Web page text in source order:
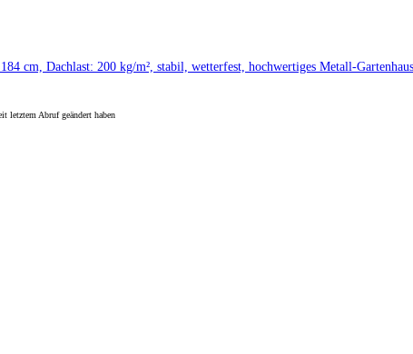
cm, Dachlast: 200 kg/m², stabil, wetterfest, hochwertiges Metall-